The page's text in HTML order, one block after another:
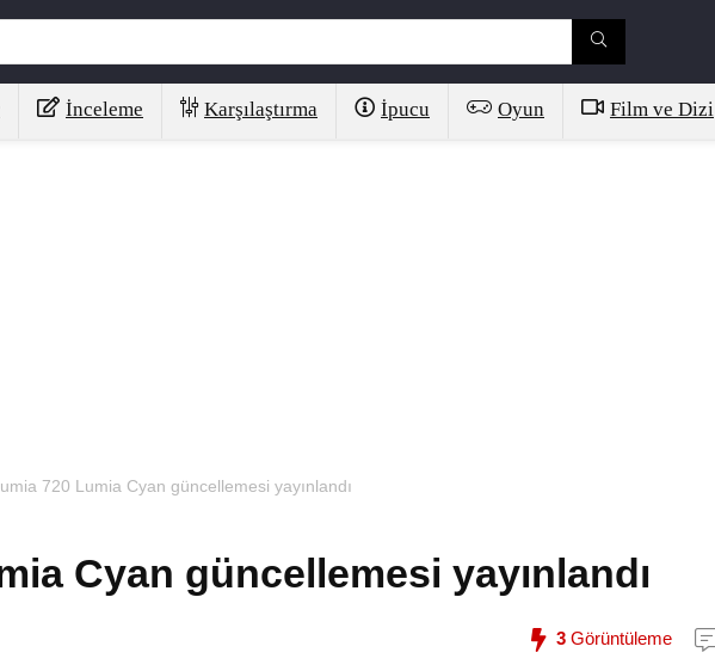
İnceleme Karşılaştırma İpucu Oyun Film ve Dizi
720 Lumia Cyan güncellemesi yayınlandı
Cyan güncellemesi yayınlandı
3 Görüntüleme